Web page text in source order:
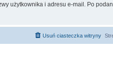
użytkownika i adresu e-mail. Po
Usuń ciasteczka witryny